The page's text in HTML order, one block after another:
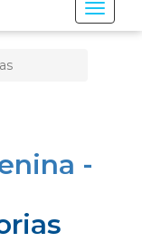
Mostrar
Menú
-